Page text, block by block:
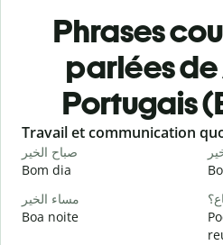
Phrases
parlées
Portugais
Slide 1 of 6
Travail et communication
صباح الخير
Bom dia
مساء الخير
Boa noite